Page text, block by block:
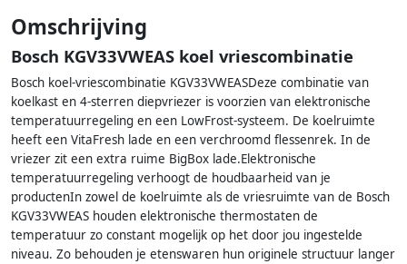
Omschrijving
Bosch KGV33VWEAS koel vriescombinatie
Bosch koel-vriescombinatie KGV33VWEASDeze combinatie van
koelkast en 4-sterren diepvriezer is voorzien van elektronische
temperatuurregeling en een LowFrost-systeem. De koelruimte
heeft een VitaFresh lade en een verchroomd flessenrek. In de
vriezer zit een extra ruime BigBox lade.Elektronische
temperatuurregeling verhoogt de houdbaarheid van je
productenIn zowel de koelruimte als de vriesruimte van de Bosch
KGV33VWEAS houden elektronische thermostaten de
temperatuur zo constant mogelijk op het door jou ingestelde
niveau. Zo behouden je etenswaren hun originele structuur langer